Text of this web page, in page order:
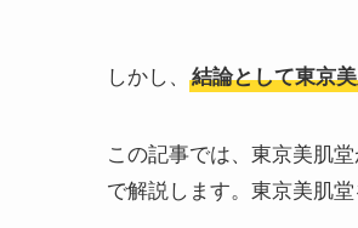
しかし、 結論として東京
この記事では、東京美肌
で解説します。東京美肌